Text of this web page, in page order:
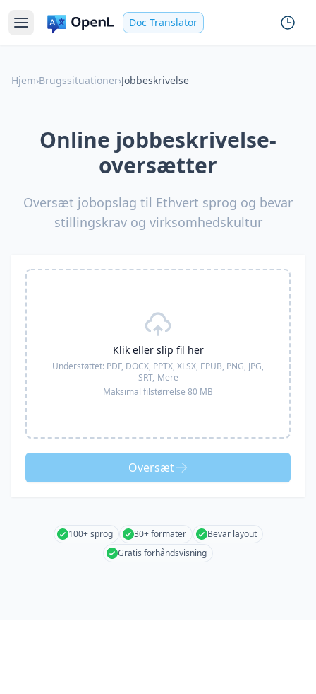
Doc Translator
Hjem›Brugssituationer›Jobbeskrivelse
Online jobbeskrivelse-
oversætter
Oversæt jobopslag til Ethvert sprog og bevar
stillingskrav og virksomhedskultur
Klik eller slip fil her
Understøttet: PDF, DOCX, PPTX, XLSX, EPUB, PNG, JPG,
SRT, Mere
Maksimal filstørrelse 80 MB
Oversæt
100+ sprog 30+ formater
Bevar layout
Gratis forhåndsvisning